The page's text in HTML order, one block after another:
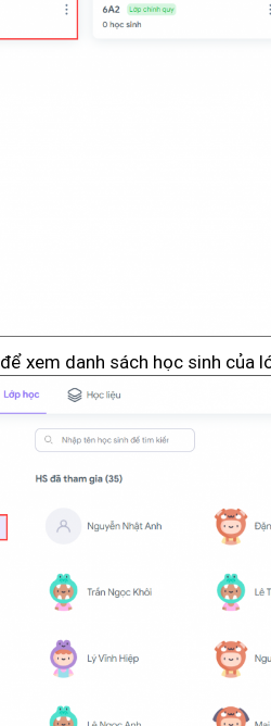
để xem danh sách học sinh của